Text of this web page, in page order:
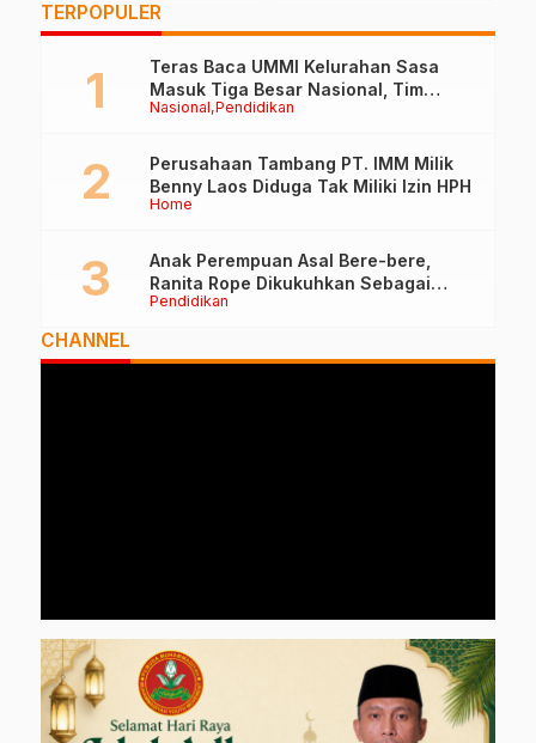
TERPOPULER
Nasional Pendidikan
Teras Baca UMMI Kelurahan Sasa
Masuk Tiga Besar Nasional, Tim
Penilai Lakukan Visitasi di Ternate
Home
Perusahaan Tambang PT. IMM Milik
Benny Laos Diduga Tak Miliki Izin HPH
Pendidikan
Anak Perempuan Asal Bere-bere,
Ranita Rope Dikukuhkan Sebagai
Guru Besar dan Rektor Ummu
CHANNEL